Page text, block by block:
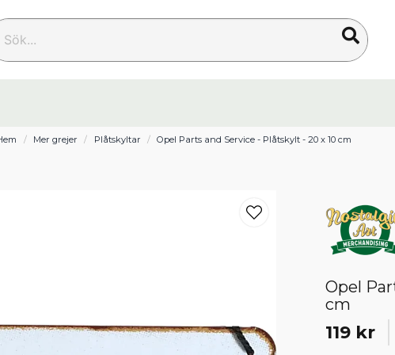
Mer grejer Plåtskyltar Opel Parts and Service - Plåtskylt - 20 x 10 cm
Opel
cm
119 kr